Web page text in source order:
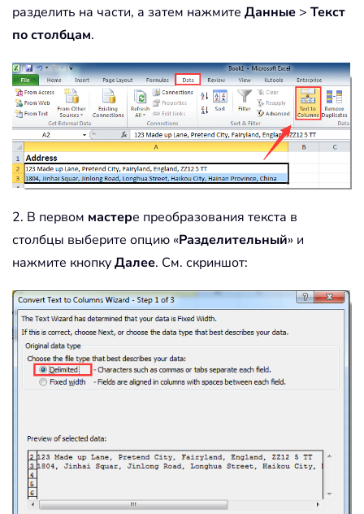
разделить на части, а затем нажмите Данные > Текст
по столбцам.
2. В первом мастере преобразования текста в
столбцы выберите опцию «Разделительный» и
нажмите кнопкуДалее. См. скриншот: